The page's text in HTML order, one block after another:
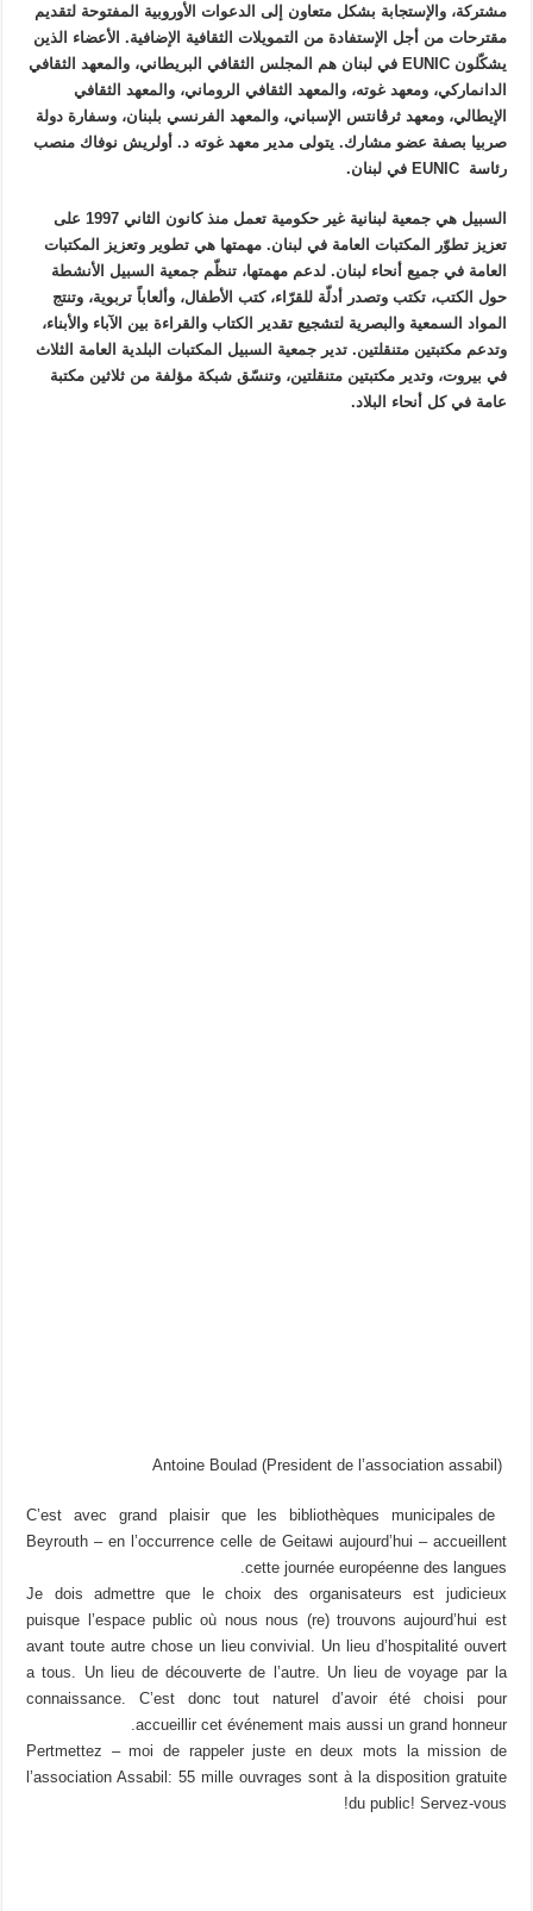
مشتركة، والإستجابة بشكل متعاون إلى الدعوات الأوروبية المفتوحة لتقديم
مقترحات من أجل الإستفادة من التمويلات الثقافية الإضافية. الأعضاء الذين
يشكّلون EUNIC في لبنان هم المجلس الثقافي البريطاني، والمعهد الثقافي
الدانماركي، ومعهد غوته، والمعهد الثقافي الروماني، والمعهد الثقافي
الإيطالي، ومعهد ثرڤانتس الإسباني، والمعهد الفرنسي بلبنان، وسفارة دولة
صربيا بصفة عضو مشارك. يتولى مدير معهد غوته د. أولريش نوفاك منصب
رئاسة EUNIC في لبنان.
السبيل هي جمعية لبنانية غير حكومية تعمل منذ كانون الثاني 1997 على
تعزيز تطوّر المكتبات العامة في لبنان. مهمتها هي تطوير وتعزيز المكتبات
العامة في جميع أنحاء لبنان. لدعم مهمتها، تنظّم جمعية السبيل الأنشطة
حول الكتب، تكتب وتصدر أدلّة للقرّاء، كتب الأطفال، وألعاباً تربوية، وتنتج
المواد السمعية والبصرية لتشجيع تقدير الكتاب والقراءة بين الآباء والأبناء،
وتدعم مكتبتين متنقلتين. تدير جمعية السبيل المكتبات البلدية العامة الثلاث
في بيروت، وتدير مكتبتين متنقلتين، وتنسّق شبكة مؤلفة من ثلاثين مكتبة
عامة في كل أنحاء البلاد.
Antoine Boulad (President de l’association assabil)
C’est avec grand plaisir que les bibliothèques municipales de
Beyrouth – en l’occurrence celle de Geitawi aujourd’hui – accueillent
cette journée européenne des langues.
Je dois admettre que le choix des organisateurs est judicieux
puisque l’espace public où nous nous (re) trouvons aujourd’hui est
avant toute autre chose un lieu convivial. Un lieu d’hospitalité ouvert
a tous. Un lieu de découverte de l’autre. Un lieu de voyage par la
connaissance. C’est donc tout naturel d’avoir été choisi pour
accueillir cet événement mais aussi un grand honneur.
Pertmettez – moi de rappeler juste en deux mots la mission de
l’association Assabil: 55 mille ouvrages sont à la disposition gratuite
du public! Servez-vous!